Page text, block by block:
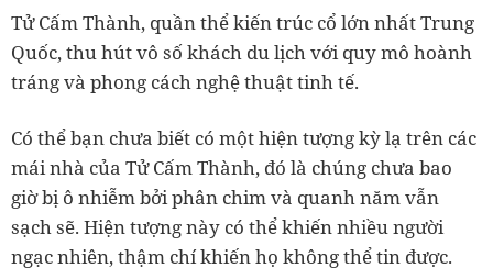
Tử Cấm Thành, quần thể kiến trúc cổ lớn nhất Trung
Quốc, thu hút vô số khách du lịch với quy mô hoành
tráng và phong cách nghệ thuật tinh tế.
Có thể bạn chưa biết có một hiện tượng kỳ lạ trên các
mái nhà của Tử Cấm Thành, đó là chúng chưa bao
giờ bị ô nhiễm bởi phân chim và quanh năm vẫn
sạch sẽ. Hiện tượng này có thể khiến nhiều người
ngạc nhiên, thậm chí khiến họ không thể tin được.